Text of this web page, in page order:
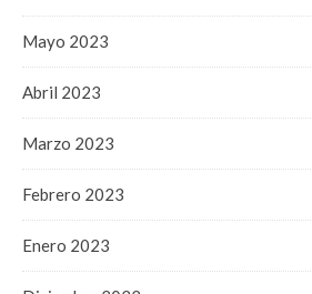
Mayo 2023
Abril 2023
Marzo 2023
Febrero 2023
Enero 2023